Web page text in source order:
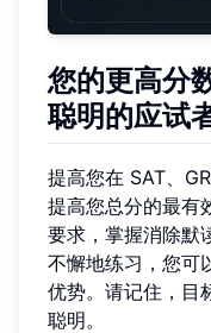
您的更高分
聪明的应试
提高您在 SAT、
提高您总分的最有
要求，掌握消除默
不懈地练习，您可
优势。请记住，目
聪明。